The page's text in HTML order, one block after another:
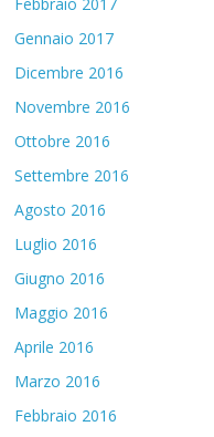
Gennaio 2017
Dicembre 2016
Novembre 2016
Ottobre 2016
Settembre 2016
Agosto 2016
Luglio 2016
Giugno 2016
Maggio 2016
Aprile 2016
Marzo 2016
Febbraio 2016